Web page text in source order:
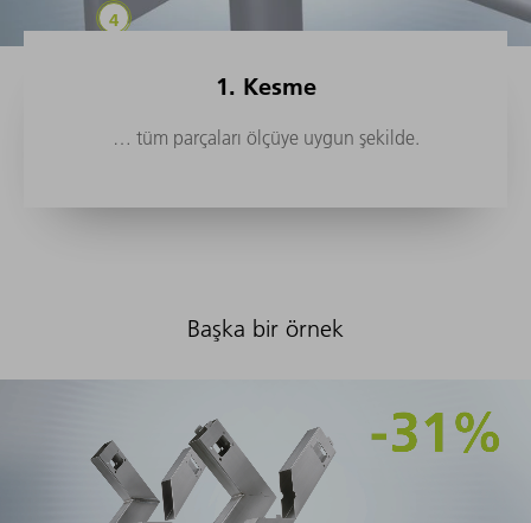
1. Kesme
… tüm parçaları ölçüye uygun şekilde.
Başka bir örnek